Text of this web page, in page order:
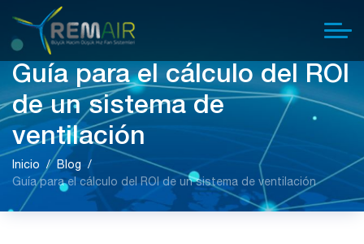
Guía para el cálculo del ROI
de un sistema de
ventilación
Inicio
Blog
Guía para el cálculo del ROI de un sistema de ventilación